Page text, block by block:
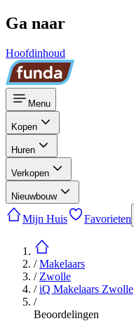
Ga naar
Hoofdinhoud
Menu
Kopen
Huren
Verkopen
Nieuwbouw
Mijn Huis Favorieten
/Makelaars
/ Zwolle
/iQ Makelaars Zwolle
/
Beoordelingen